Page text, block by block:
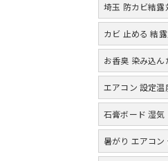
埼玉 防カビ結
カビ 止める 結
お香臭 染み込ん
エアコン 設定
石膏ボード 湿気
暑がり エアコン